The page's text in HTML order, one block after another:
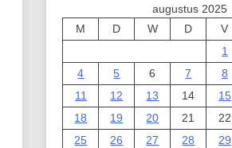
augustus 2025
M
D W D V
1
4
5 6 7 8
11
12 13 14 15
18
19 20 21 22
25
26 27 28 29